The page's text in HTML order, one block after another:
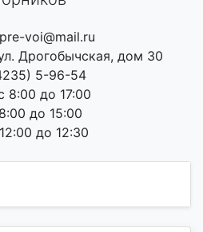
voi@mail.ru
Дрогобычская, дом 30
5-96-54
8:00 до 17:00
до 15:00
до 12:30